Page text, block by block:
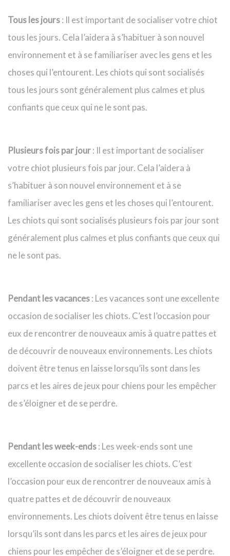
Tous les jours: Il est important de socialiser votre chiot
tous les jours. Cela l’aidera à s’habituer à son nouvel
environnement et à se familiariser avec les gens et les
choses qui l’entourent. Les chiots qui sont socialisés
tous les jours sont généralement plus calmes et plus
confiants que ceux qui ne le sont pas.
Plusieurs fois par jour: Il est important de socialiser
votre chiot plusieurs fois par jour. Cela l’aidera à
s’habituer à son nouvel environnement et à se
familiariser avec les gens et les choses qui l’entourent.
Les chiots qui sont socialisés plusieurs fois par jour sont
généralement plus calmes et plus confiants que ceux qui
ne le sont pas.
Pendant les vacances: Les vacances sont une excellente
occasion de socialiser les chiots. C’est l’occasion pour
eux de rencontrer de nouveaux amis à quatre pattes et
de découvrir de nouveaux environnements. Les chiots
doivent être tenus en laisse lorsqu’ils sont dans les
parcs et les aires de jeux pour chiens pour les empêcher
de s’éloigner et de se perdre.
Pendant les week-ends: Les week-ends sont une
excellente occasion de socialiser les chiots. C’est
l’occasion pour eux de rencontrer de nouveaux amis à
quatre pattes et de découvrir de nouveaux
environnements. Les chiots doivent être tenus en laisse
lorsqu’ils sont dans les parcs et les aires de jeux pour
chiens pour les empêcher de s’éloigner et de se perdre.